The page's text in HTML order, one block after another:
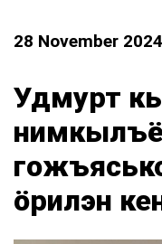
28 November 2024
Удмурт
ӧрилэн